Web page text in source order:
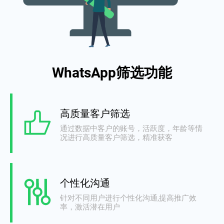
WhatsApp筛选功能
高质量客户筛选
通过数据中客户的账号，活跃度，年龄等情
况进行高质量客户筛选，精准获客
个性化沟通
针对不同用户进行个性化沟通,提高推广效
率，激活潜在用户